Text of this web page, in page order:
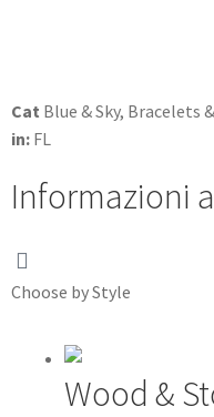
Cat Blue & Sky, Bracelets
in: FL
Informazioni
Choose by Style
Wood &